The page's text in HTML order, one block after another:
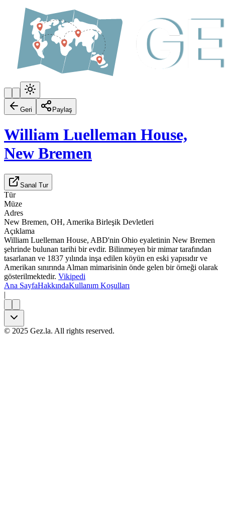
Geri Paylaş
William Luelleman House,
New Bremen
Sanal Tur
Tür
Müze
Adres
New Bremen, OH, Amerika Birleşik Devletleri
Açıklama
William Luelleman House, ABD'nin Ohio eyaletinin New Bremen
şehrinde bulunan tarihi bir evdir. Bilinmeyen bir mimar tarafından
tasarlanan ve 1837 yılında inşa edilen köyün en eski yapısıdır ve
Amerikan sınırında Alman mimarisinin önde gelen bir örneği olarak
gösterilmektedir. Vikipedi
Ana SayfaHakkındaKullanım Koşulları
|
© 2025 Gez.la. All rights reserved.